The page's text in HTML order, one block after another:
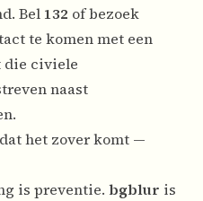
Bel 132 of bezoek
te komen met een
die civiele
naast
het zover komt —
is preventie. bgblur is